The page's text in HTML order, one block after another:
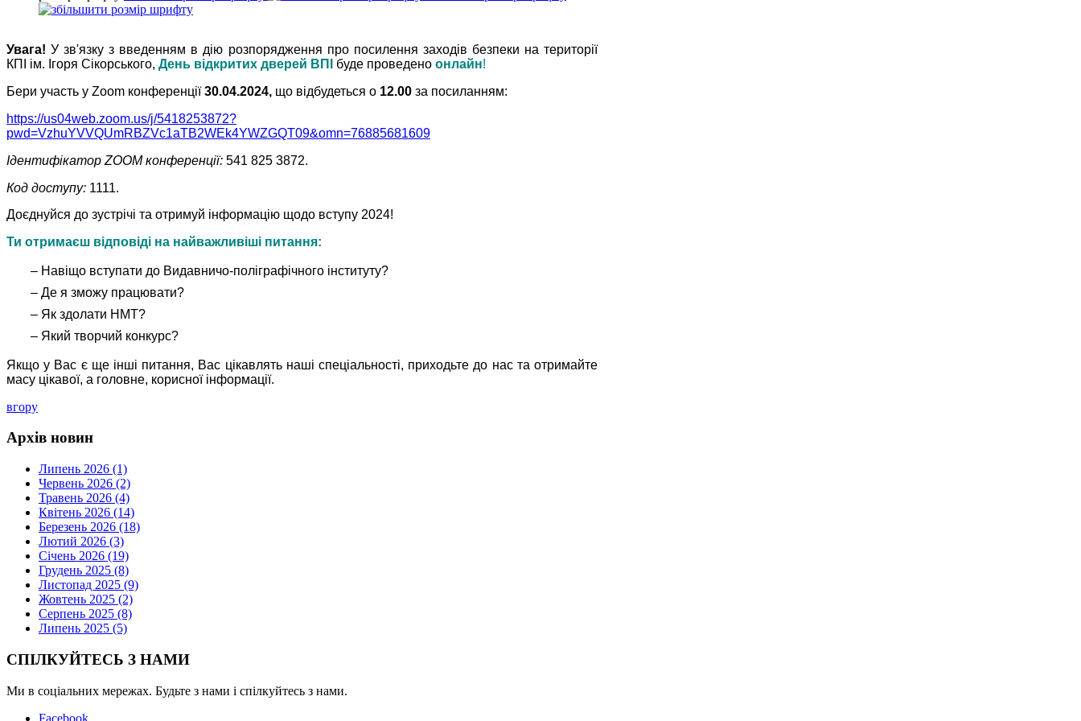
Увага!У зв'язку з введенням в дію розпорядження про посилення заходів безпеки на території
КПІ ім. Ігоря Сікорського, День відкритих дверей ВПІ буде проведено онлайн!
Бери участь у Zoom конференції30.04.2024, що відбудеться о 12.00 за посиланням:
https://us04web.zoom.us/j/5418253872?
pwd=VzhuYVVQUmRBZVc1aTB2WEk4YWZGQT09&omn=76885681609
Ідентифікатор ZOOM конференції: 541 825 3872.
Код доступу: 1111.
Доєднуйся до зустрічі та отримуй інформацію щодо вступу 2024!
Ти отримаєш відповіді на найважливіші питання:
– Навіщо вступати до Видавничо-поліграфічного інституту?
– Де я зможу працювати?
– Як здолати НМТ?
– Який творчий конкурс?
Якщо у Вас є ще інші питання, Вас цікавлять наші спеціальності, приходьте до нас та отримайте
масу цікавої, а головне, корисної інформації.
вгору
Архів новин
Липень 2026 (1)
Червень 2026 (2)
Травень 2026 (4)
Квітень 2026 (14)
Березень 2026 (18)
Лютий 2026 (3)
Січень 2026 (19)
Грудень 2025 (8)
Листопад 2025 (9)
Жовтень 2025 (2)
Серпень 2025 (8)
Липень 2025 (5)
СПІЛКУЙТЕСЬ З НАМИ
Ми в соціальних мережах. Будьте з нами і спілкуйтесь з нами.
Facebook